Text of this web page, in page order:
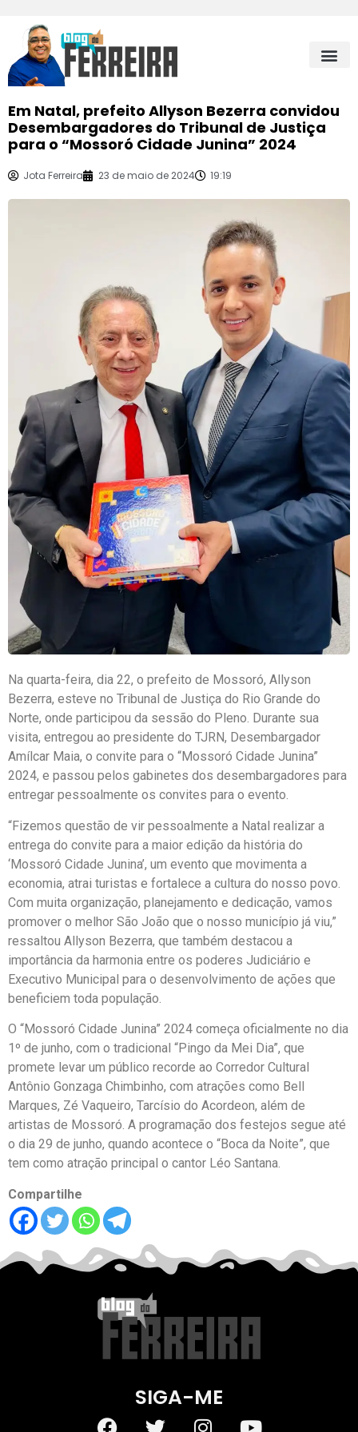
Em Natal, prefeito Allyson Bezerra convidou
Desembargadores do Tribunal de Justiça
para o “Mossoró Cidade Junina” 2024
Jota Ferreira 23 de maio de 2024 19:19
Na quarta-feira, dia 22, o prefeito de Mossoró, Allyson
Bezerra, esteve no Tribunal de Justiça do Rio Grande do
Norte, onde participou da sessão do Pleno. Durante sua
visita, entregou ao presidente do TJRN, Desembargador
Amílcar Maia, o convite para o “Mossoró Cidade Junina”
2024, e passou pelos gabinetes dos desembargadores para
entregar pessoalmente os convites para o evento.
“Fizemos questão de vir pessoalmente a Natal realizar a
entrega do convite para a maior edição da história do
‘Mossoró Cidade Junina’, um evento que movimenta a
economia, atrai turistas e fortalece a cultura do nosso povo.
Com muita organização, planejamento e dedicação, vamos
promover o melhor São João que o nosso município já viu,”
ressaltou Allyson Bezerra, que também destacou a
importância da harmonia entre os poderes Judiciário e
Executivo Municipal para o desenvolvimento de ações que
beneficiem toda população.
O “Mossoró Cidade Junina” 2024 começa oficialmente no dia
1º de junho, com o tradicional “Pingo da Mei Dia”, que
promete levar um público recorde ao Corredor Cultural
Antônio Gonzaga Chimbinho, com atrações como Bell
Marques, Zé Vaqueiro, Tarcísio do Acordeon, além de
artistas de Mossoró. A programação dos festejos segue até
o dia 29 de junho, quando acontece o “Boca da Noite”, que
tem como atração principal o cantor Léo Santana.
Compartilhe
SIGA-ME